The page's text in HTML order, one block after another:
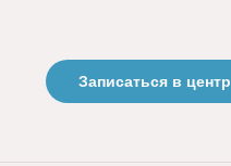
Записаться в центр